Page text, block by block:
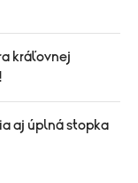
kráľovnej
aj úplná stopka